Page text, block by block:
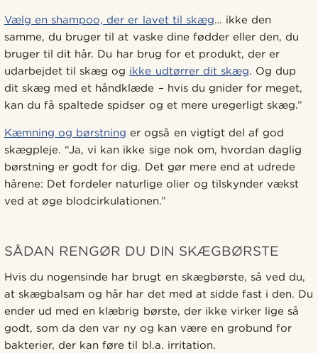
Vælg en shampoo, der er lavet til skæg… ikke den
samme, du bruger til at vaske dine fødder eller den, du
bruger til dit hår. Du har brug for et produkt, der er
udarbejdet til skæg og ikke udtørrer dit skæg. Og dup
dit skæg med et håndklæde – hvis du gnider for meget,
kan du få spaltede spidser og et mere uregerligt skæg.”
Kæmning og børstning er også en vigtigt del af god
skægpleje. “Ja, vi kan ikke sige nok om, hvordan daglig
børstning er godt for dig. Det gør mere end at udrede
hårene: Det fordeler naturlige olier og tilskynder vækst
ved at øge blodcirkulationen.”
SÅDAN RENGØR DU DIN SKÆGBØRSTE
Hvis du nogensinde har brugt en skægbørste, så ved du,
at skægbalsam og hår har det med at sidde fast i den. Du
ender ud med en klæbrig børste, der ikke virker lige så
godt, som da den var ny og kan være en grobund for
bakterier, der kan føre til bl.a. irritation.